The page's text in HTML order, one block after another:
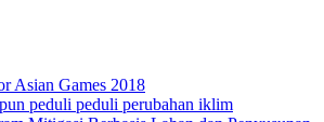
Asian Games 2018
peduli peduli perubahan iklim